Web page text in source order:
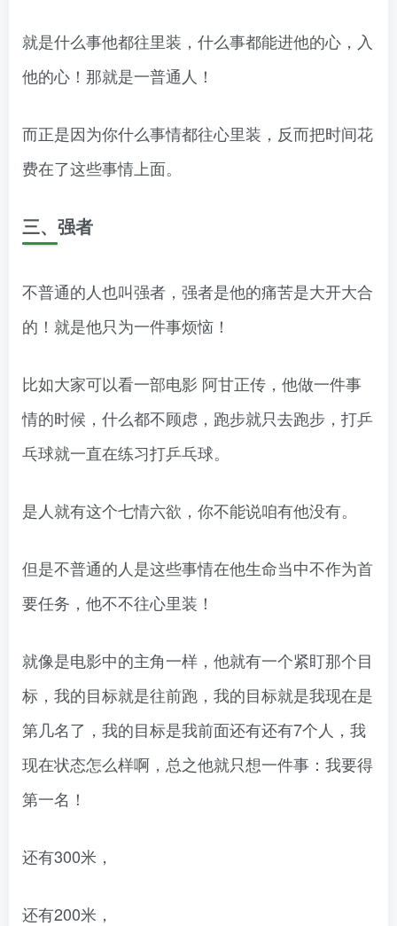
就是什么事他都往里装，什么事都能进他的心，入
他的心！那就是一普通人！
而正是因为你什么事情都往心里装，反而把时间花
费在了这些事情上面。
三、强者
不普通的人也叫强者，强者是他的痛苦是大开大合
的！就是他只为一件事烦恼！
比如大家可以看一部电影 阿甘正传，他做一件事
情的时候，什么都不顾虑，跑步就只去跑步，打乒
乓球就一直在练习打乒乓球。
是人就有这个七情六欲，你不能说咱有他没有。
但是不普通的人是这些事情在他生命当中不作为首
要任务，他不不往心里装！
就像是电影中的主角一样，他就有一个紧盯那个目
标，我的目标就是往前跑，我的目标就是我现在是
第几名了，我的目标是我前面还有还有7个人，我
现在状态怎么样啊，总之他就只想一件事：我要得
第一名！
还有300米，
还有200米，